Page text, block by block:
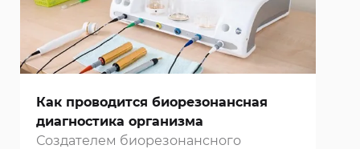
Как проводится биорезонансная
диагностика организма
Создателем биорезонансного